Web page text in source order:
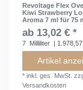
Revoltage Flex
Kiwi Strawberry
Aroma 7 ml für 75
ab 13,02 € *
7 Milliliter |
Artikel
*inkl. ges. MwSt.
Versandkosten